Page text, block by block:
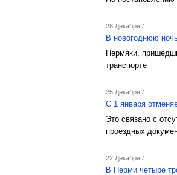
28 Декабря /
В новогоднюю
Пермяки,
транспорте
25 Декабря /
C 1 января
Это связано с
проездных
22 Декабря /
В Перми четыре